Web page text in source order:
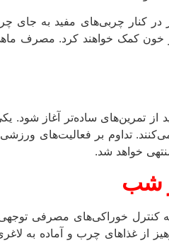
روز در کنار چربی‌های مفید
از تمرین‌های ساده‌تر آغاز شود.
تداوم بر فعالیت‌های
خواهد شد.
کنترل خوراکی‌های مصرفی توجهی
غذاهای چرب و آماده به